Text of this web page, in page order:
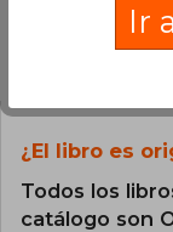
¿El libro es
Todos los
catálogo son
Ir